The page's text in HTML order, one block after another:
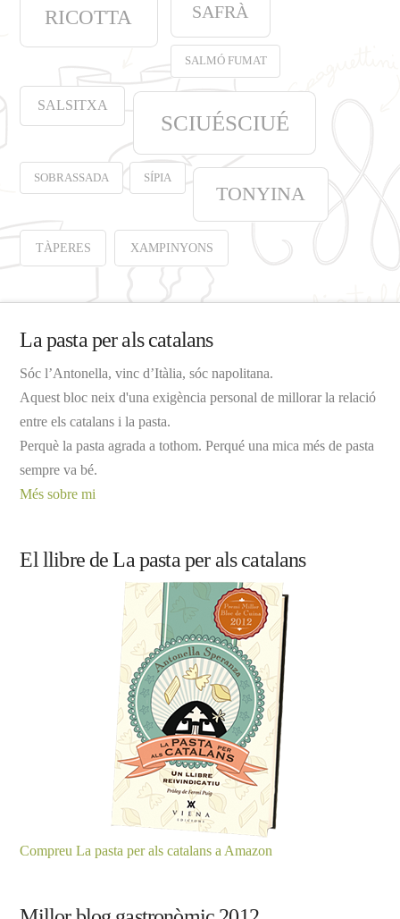
RICOTTA SAFRÀ
SALMÓ FUMAT
SALSITXA
SCIUÉSCIUÉ
SOBRASSADA SÍPIA
TONYINA
TÀPERES XAMPINYONS
La pasta per als catalans
Sóc l’Antonella, vinc d’Itàlia, sóc napolitana.
Aquest bloc neix d'una exigència personal de millorar la relació
entre els catalans i la pasta.
Perquè la pasta agrada a tothom. Perqué una mica més de pasta
sempre va bé.
Més sobre mi
El llibre de La pasta per als catalans
Compreu La pasta per als catalans a Amazon